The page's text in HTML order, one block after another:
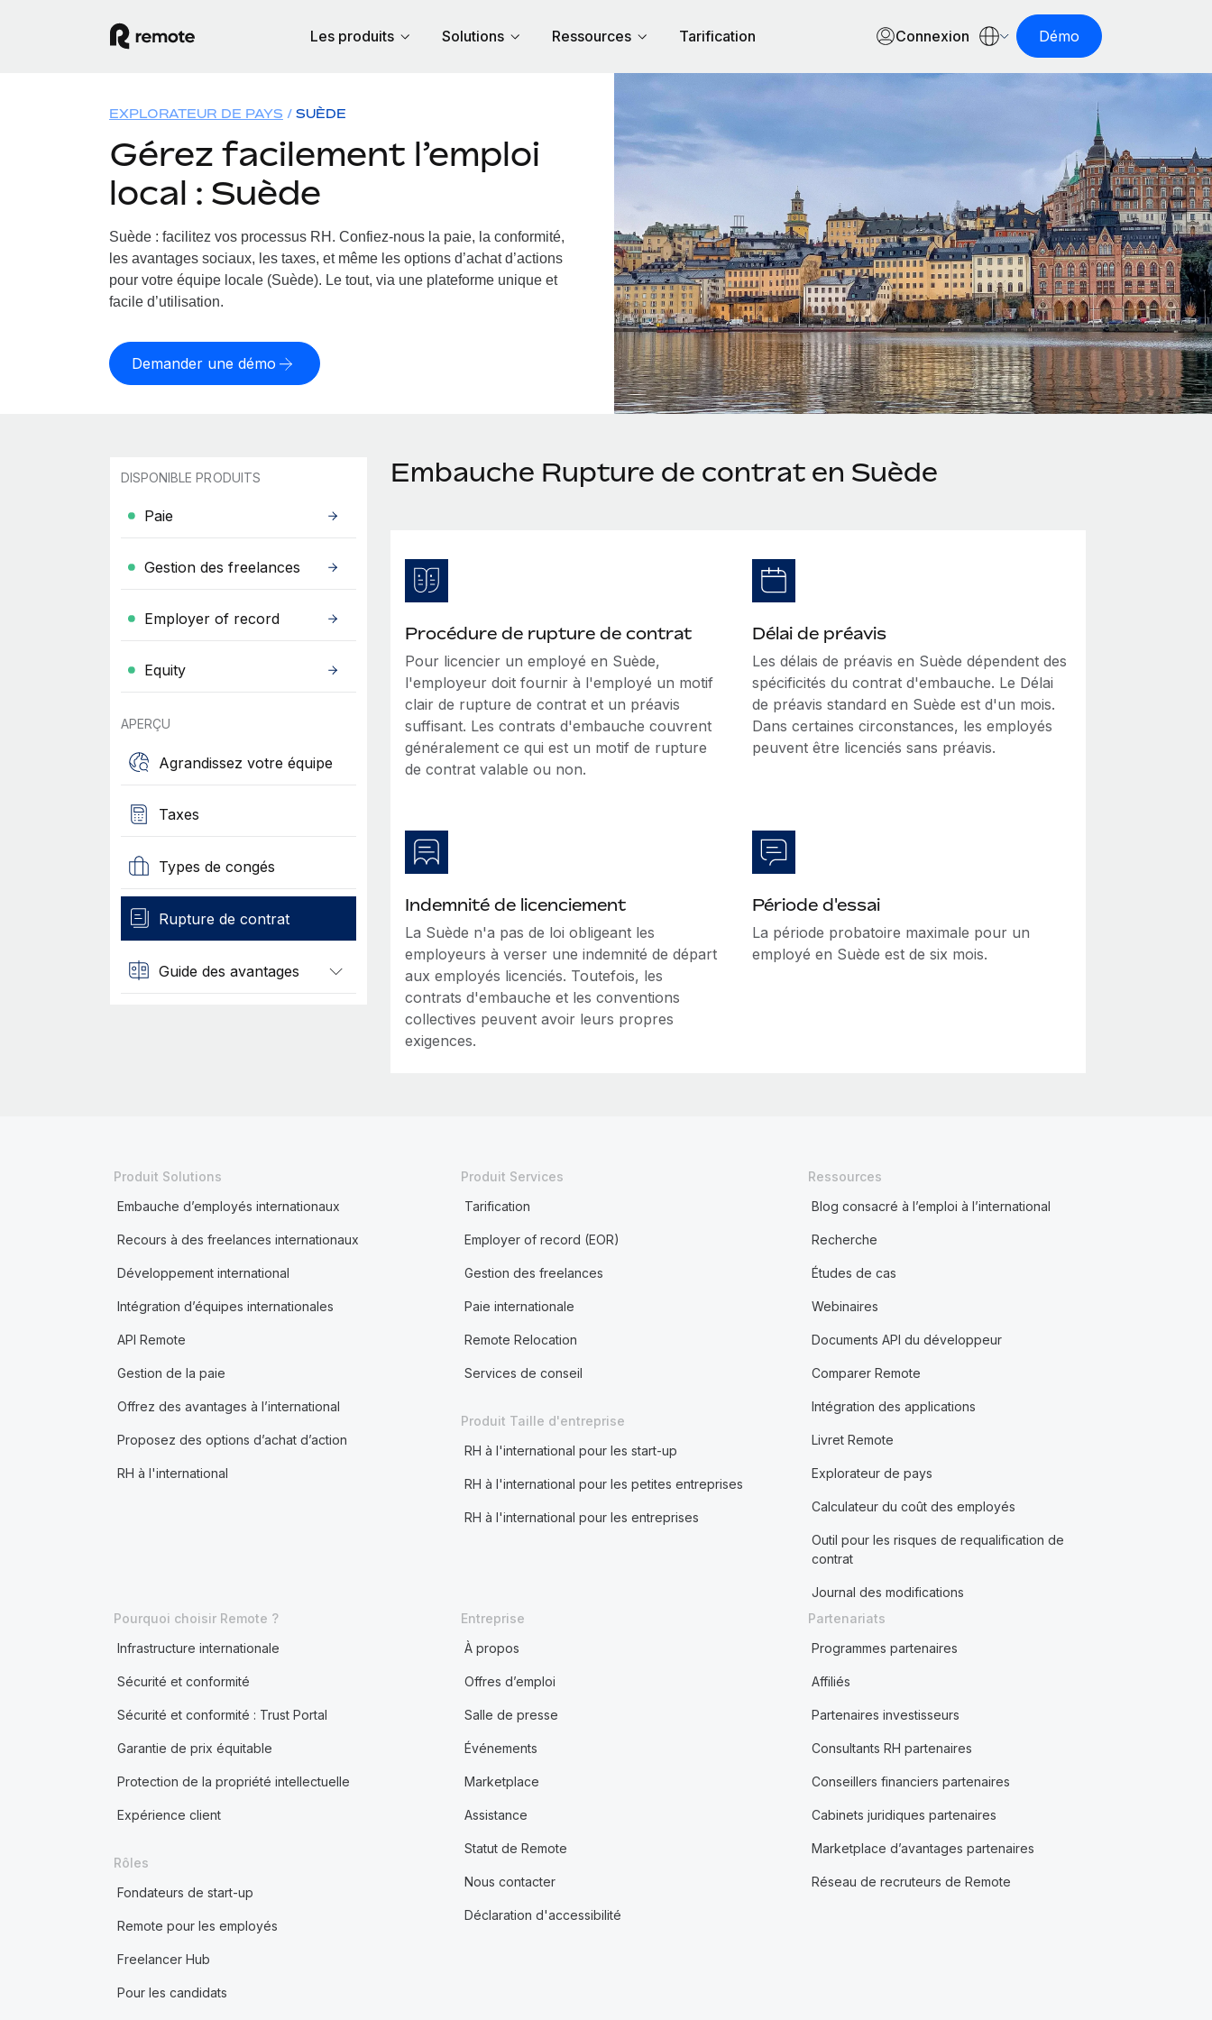
Les produits Solutions Ressources Tarification Connexion Démo
EXPLORATEUR DE PAYS SUÈDE
Gérez facilement l’emploi
local : Suède
Suède : facilitez vos processus RH. Confiez-nous la paie, la conformité,
les avantages sociaux, les taxes, et même les options d’achat d’actions
pour votre équipe locale (Suède). Le tout, via une plateforme unique et
facile d’utilisation.
Demander une démo
DISPONIBLE PRODUITS
Paie
Gestion des freelances
Employer of record
Equity
APERÇU
Agrandissez votre équipe
Taxes
Types de congés
Rupture de contrat
Guide des avantages
Embauche Rupture de contrat en Suède
Procédure de rupture de contrat
Pour licencier un employé en Suède,
l'employeur doit fournir à l'employé un motif
clair de rupture de contrat et un préavis
suffisant. Les contrats d'embauche couvrent
généralement ce qui est un motif de rupture
de contrat valable ou non.
Délai de préavis
Les délais de préavis en Suède dépendent des
spécificités du contrat d'embauche. Le Délai
de préavis standard en Suède est d'un mois.
Dans certaines circonstances, les employés
peuvent être licenciés sans préavis.
Indemnité de licenciement
La Suède n'a pas de loi obligeant les
employeurs à verser une indemnité de départ
aux employés licenciés. Toutefois, les
contrats d'embauche et les conventions
collectives peuvent avoir leurs propres
exigences.
Période d'essai
La période probatoire maximale pour un
employé en Suède est de six mois.
Produit Solutions
Embauche d’employés internationaux
Recours à des freelances internationaux
Développement international
Intégration d’équipes internationales
API Remote
Gestion de la paie
Offrez des avantages à l’international
Proposez des options d’achat d’action
RH à l'international
Produit Services
Tarification
Employer of record (EOR)
Gestion des freelances
Paie internationale
Remote Relocation
Services de conseil
Produit Taille d'entreprise
RH à l'international pour les start-up
RH à l'international pour les petites entreprises
RH à l'international pour les entreprises
Ressources
Blog consacré à l’emploi à l’international
Recherche
Études de cas
Webinaires
Documents API du développeur
Comparer Remote
Intégration des applications
Livret Remote
Explorateur de pays
Calculateur du coût des employés
Outil pour les risques de requalification de
contrat
Journal des modifications
Pourquoi choisir Remote ?
Infrastructure internationale
Sécurité et conformité
Sécurité et conformité : Trust Portal
Garantie de prix équitable
Protection de la propriété intellectuelle
Expérience client
Rôles
Fondateurs de start-up
Remote pour les employés
Freelancer Hub
Pour les candidats
Entreprise
À propos
Offres d’emploi
Salle de presse
Événements
Marketplace
Assistance
Statut de Remote
Nous contacter
Déclaration d'accessibilité
Partenariats
Programmes partenaires
Affiliés
Partenaires investisseurs
Consultants RH partenaires
Conseillers financiers partenaires
Cabinets juridiques partenaires
Marketplace d’avantages partenaires
Réseau de recruteurs de Remote